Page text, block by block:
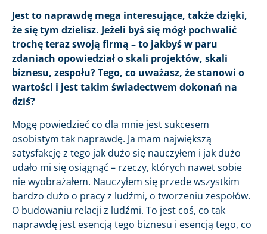
Jest to naprawdę mega interesujące, także dzięki,
że się tym dzielisz. Jeżeli byś się mógł pochwalić
trochę teraz swoją firmą – to jakbyś w paru
zdaniach opowiedział o skali projektów, skali
biznesu, zespołu? Tego, co uważasz, że stanowi o
wartości i jest takim świadectwem dokonań na
dziś?
Mogę powiedzieć co dla mnie jest sukcesem
osobistym tak naprawdę. Ja mam największą
satysfakcję z tego jak dużo się nauczyłem i jak dużo
udało mi się osiągnąć – rzeczy, których nawet sobie
nie wyobrażałem. Nauczyłem się przede wszystkim
bardzo dużo o pracy z ludźmi, o tworzeniu zespołów.
O budowaniu relacji z ludźmi. To jest coś, co tak
naprawdę jest esencją tego biznesu i esencją tego, co